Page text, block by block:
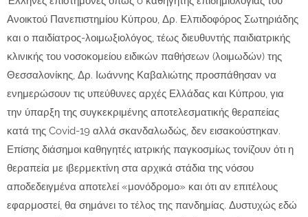
Ανοικτού Πανεπιστημίου Κύπρου, Δρ. Ελπιδοφόρος Σωτηριάδης
και ο παιδίατρος-λοιμωξιολόγος, τέως διευθυντής παιδιατρικής
κλινικής του νοσοκομείου ειδικών παθήσεων (λοιμωδών) της
Θεσσαλονίκης, Δρ. Ιωάννης Καβαλιώτης προσπάθησαν να
ενημερώσουν τις υπεύθυνες αρχές Ελλάδας και Κύπρου, για
την ύπαρξη της συγκεκριμένης αποτελεσματικής θεραπείας
κατά της Covid-19 αλλά σκανδαλωδώς, δεν εισακούστηκαν.
Επίσης διάσημοι καθηγητές ιατρικής παγκοσμίως τονίζουν ότι η
θεραπεία με ιβερμεκτίνη στα αρχικά στάδια της νόσου
αποδεδειγμένα αποτελεί «μονόδρομο» και ότι αν επιτέλους
εφαρμοστεί, θα σημάνει το τέλος της πανδημίας. Δυστυχώς εδώ